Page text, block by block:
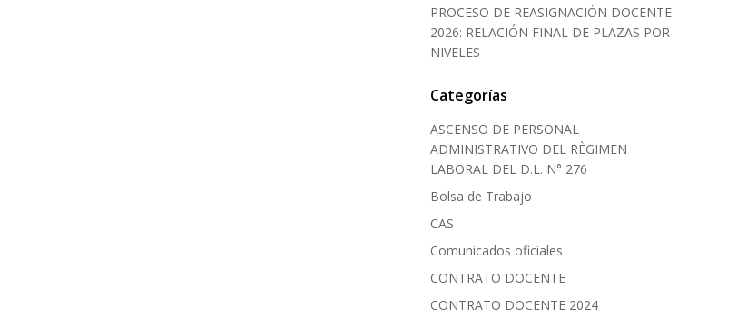
PROCESO DE REASIGNACIÓN DOCENTE
2026: RELACIÓN FINAL DE PLAZAS POR
NIVELES
Categorías
ASCENSO DE PERSONAL
ADMINISTRATIVO DEL RÈGIMEN
LABORAL DEL D.L. N° 276
Bolsa de Trabajo
CAS
Comunicados oficiales
CONTRATO DOCENTE
CONTRATO DOCENTE 2024